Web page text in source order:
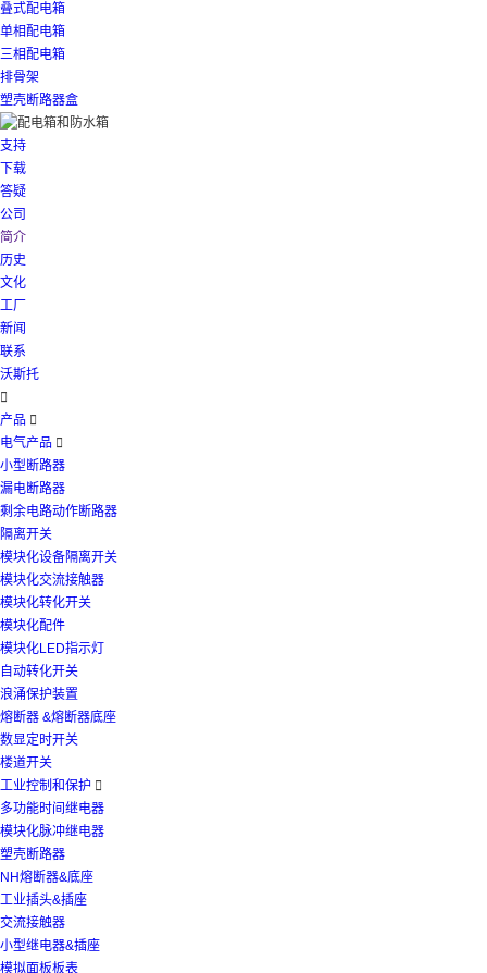
叠式配电箱
单相配电箱
三相配电箱
排骨架
塑壳断路器盒
支持
下载
答疑
公司
简介
历史
文化
工厂
新闻
联系
沃斯托

产品 
电气产品 
小型断路器
漏电断路器
剩余电路动作断路器
隔离开关
模块化设备隔离开关
模块化交流接触器
模块化转化开关
模块化配件
模块化LED指示灯
自动转化开关
浪涌保护装置
熔断器 &熔断器底座
数显定时开关
楼道开关
工业控制和保护 
多功能时间继电器
模块化脉冲继电器
塑壳断路器
NH熔断器&底座
工业插头&插座
交流接触器
小型继电器&插座
模拟面板板表